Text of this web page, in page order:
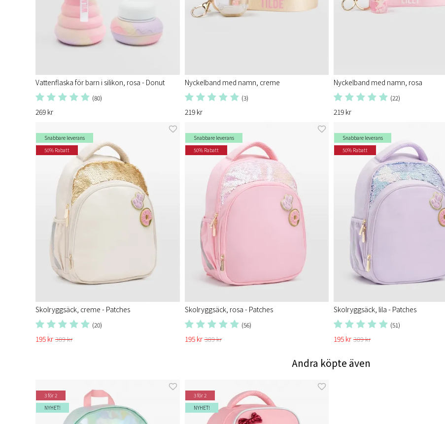
Vattenflaska för barn i silikon, rosa - Donut
(80)
269 kr
Nyckelband med namn, creme
(3)
219 kr
Nyckelband med namn, rosa
(22)
219 kr
Snabbare leverans
50% Rabatt
Skolryggsäck, creme - Patches
(20)
195 kr 389 kr
Snabbare leverans
50% Rabatt
Skolryggsäck, rosa - Patches
(56)
195 kr 389 kr
Snabbare leverans
50% Rabatt
Skolryggsäck, lila - Patches
(51)
195 kr 389 kr
Andra köpte även
3 för 2
NYHET!
3 för 2
NYHET!